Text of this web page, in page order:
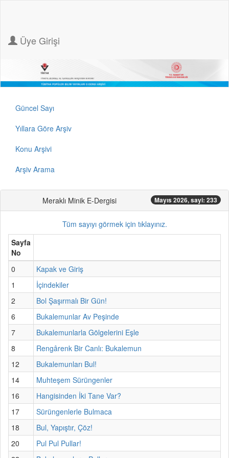
Üye Girişi
Güncel Sayı
Yıllara Göre Arşiv
Konu Arşivi
Arşiv Arama
Meraklı Minik E-Dergisi Mayıs 2026, sayi: 233
Tüm sayıyı görmek için tıklayınız.
Sayfa
No
0
Kapak ve Giriş
1
İçindekiler
2
Bol Şaşırmalı Bir Gün!
6
Bukalemunlar Av Peşinde
7
Bukalemunlarla Gölgelerini Eşle
8
Rengârenk Bir Canlı: Bukalemun
12
Bukalemunları Bul!
14
Muhteşem Sürüngenler
16
Hangisinden İki Tane Var?
17
Sürüngenlerle Bulmaca
18
Bul, Yapıştır, Çöz!
20
Pul Pul Pullar!